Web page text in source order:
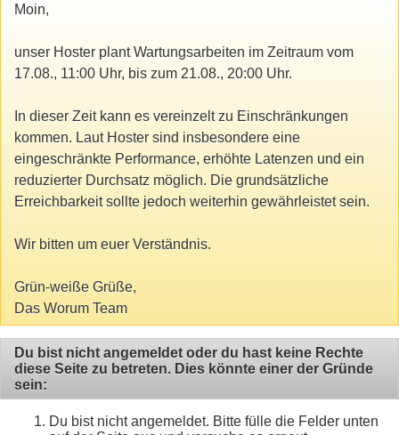
Moin,
unser Hoster plant Wartungsarbeiten im Zeitraum vom
17.08., 11:00 Uhr, bis zum 21.08., 20:00 Uhr.
In dieser Zeit kann es vereinzelt zu Einschränkungen
kommen. Laut Hoster sind insbesondere eine
eingeschränkte Performance, erhöhte Latenzen und ein
reduzierter Durchsatz möglich. Die grundsätzliche
Erreichbarkeit sollte jedoch weiterhin gewährleistet sein.
Wir bitten um euer Verständnis.
Grün-weiße Grüße,
Das Worum Team
Du bist nicht angemeldet oder du hast keine Rechte
diese Seite zu betreten. Dies könnte einer der Gründe
sein:
Du bist nicht angemeldet. Bitte fülle die Felder unten